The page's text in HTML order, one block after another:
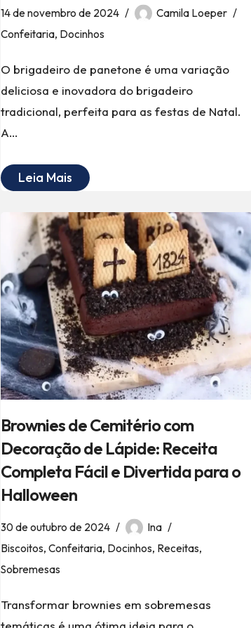
14 de novembro de 2024
Camila Loeper
Confeitaria, Docinhos
O brigadeiro de panetone é uma variação
deliciosa e inovadora do brigadeiro
tradicional, perfeita para as festas de Natal.
A…
Leia Mais
Brownies de Cemitério com
Decoração de Lápide: Receita
Completa Fácil e Divertida para o
Halloween
30 de outubro de 2024
Ina
Biscoitos, Confeitaria, Docinhos, Receitas,
Sobremesas
Transformar brownies em sobremesas